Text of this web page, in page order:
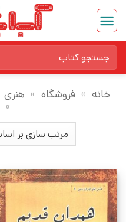
Skip
content
برای:
خانه » فروشگاه » هنری
»